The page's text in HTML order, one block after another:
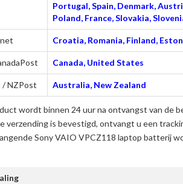
Portugal, Spain, Denmark,
Poland, France, Slovakia,
Croatia, Romania, Finland,
Canada, United States
/ NZPost Australia, New Zealand
wordt binnen 24 uur na ontvangst van de
verzending is bevestigd, ontvangt u een
Sony VAIO VPCZ118 laptop batterij